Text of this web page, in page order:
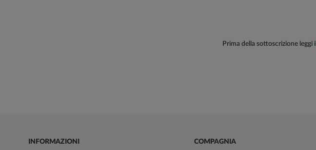
Prima della sottoscrizione leggi il
INFORMAZIONI COMPAGNIA